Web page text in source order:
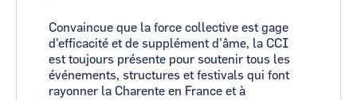
Convaincue que la force collective est gage
d'efficacité et de supplément d'âme, la CCI
est toujours présente pour soutenir tous les
événements, structures et festivals qui font
rayonner la Charente en France et à